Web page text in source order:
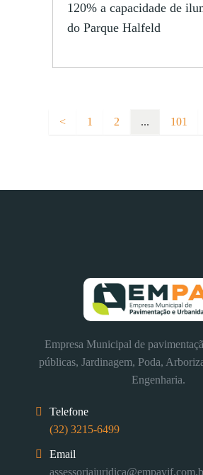
120% a capacidade de
do Parque Halfeld
< 1 2 ... 101
Empresa Municipal de
públicas, Jardinagem, Poda,
Engenharia.
Telefone
(32) 3215-6499
Email